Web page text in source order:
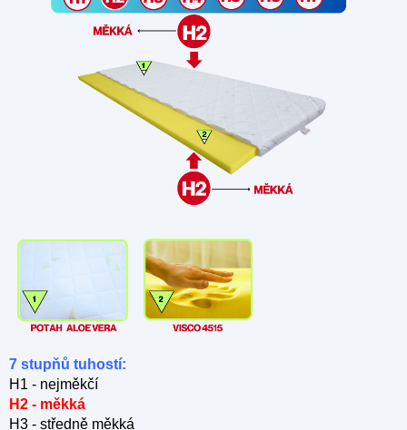
7 stupňů tuhostí:
H1 - nejměkčí
H2 - měkká
H3 - středně měkká